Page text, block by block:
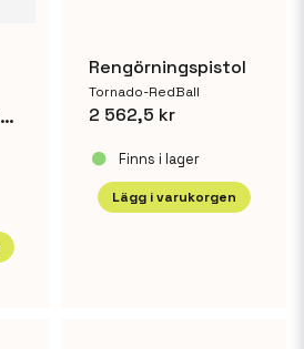
Golvskyddshållare, väggfäste
Rengörningspistol
Tornado-RedBall
2 562,5 kr
Finns i lager
Lägg i varukorgen